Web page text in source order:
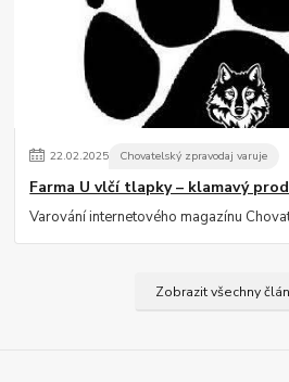
22.02.2025 Chovatelský zpravodaj varuje
Farma U vlčí tlapky – klamavý
Varování internetového magazínu
Zobrazit všechny